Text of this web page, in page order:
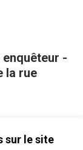
sur le site
-
la rue